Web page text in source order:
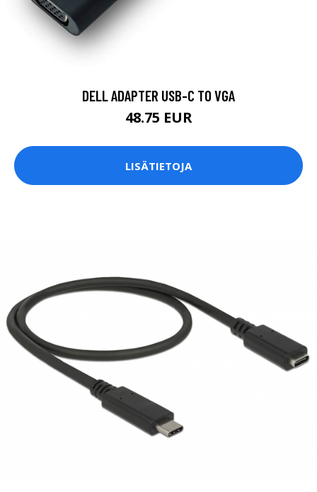
DELL ADAPTER USB-C TO VGA
48.75 EUR
LISÄTIETOJA